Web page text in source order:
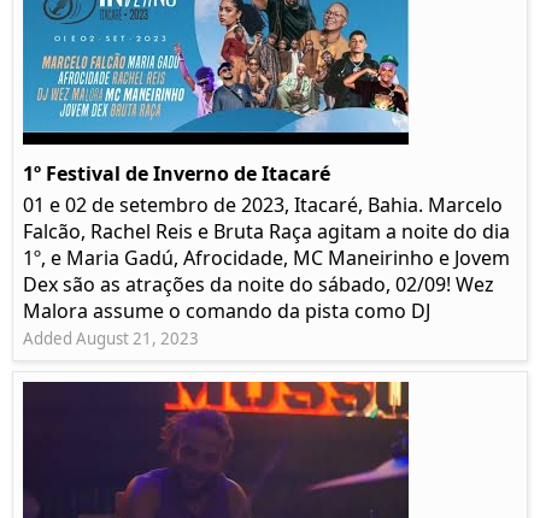
1º Festival de Inverno de Itacaré
01 e 02 de setembro de 2023, Itacaré, Bahia. Marcelo
Falcão, Rachel Reis e Bruta Raça agitam a noite do dia
1º, e Maria Gadú, Afrocidade, MC Maneirinho e Jovem
Dex são as atrações da noite do sábado, 02/09! Wez
Malora assume o comando da pista como DJ
Added August 21, 2023